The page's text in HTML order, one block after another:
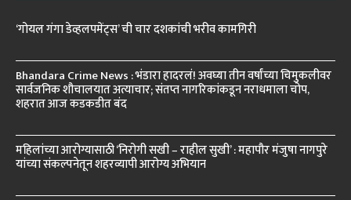
‘गोयल गंगा डेव्हलपमेंट्स’ ची चार दशकांची भरीव कामगिरी
Bhandara Crime News : भंडारा हादरलं! अवघ्या तीन वर्षांच्या चिमुकलीवर
सार्वजनिक शौचालयात अत्याचार; संतप्त नागरिकांकडून नराधमाला चोप,
शहरात आज कडकडीत बंद
महिलांच्या आरोग्यासाठी ‘निरोगी सखी – राहील सुखी’ : महापौर मंजुषा नागपुरे
यांच्या संकल्पनेतून शहरव्यापी आरोग्य अभियान